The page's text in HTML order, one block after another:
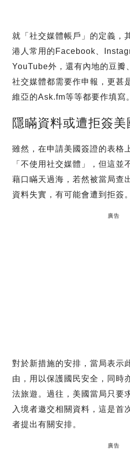
就「社交媒體帳戶」的定義，
港人常用的Facebook、
YouTube外，還有內地的豆瓣
社交媒體都需要作申報，更甚
維亞的Ask.fm等等都要作填寫。
隱瞞資料或遭拒簽美
雖然，在申請美國簽證的表格
「不使用社交媒體」，但這並
藉口瞞天過海，若然被當局查
資料失實，有可能會遭到拒簽。
廣告
對於新措施的安排，當局表示
由，用以保護國民安全，同時
法旅遊。過往，美國當局只要
入境者邀交相關資料，這是首
者提出有關安排。
廣告